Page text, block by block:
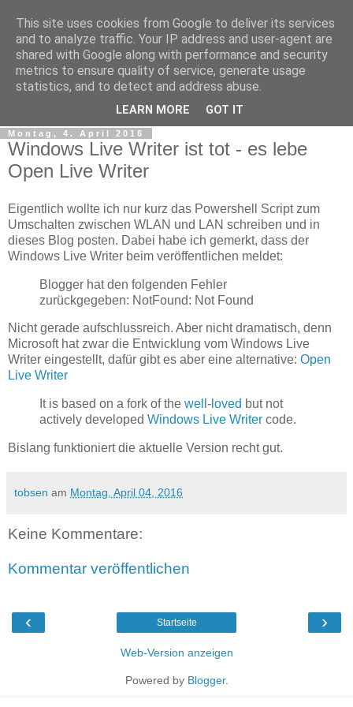
tobsen.de
Dinge die das Leben erleichtern, Wissenswertes, C# und
Montag, 4. April 2016
Windows Live Writer ist tot - es lebe
Open Live Writer
Eigentlich wollte ich nur kurz das Powershell Script zum
Umschalten zwischen WLAN und LAN schreiben und in
dieses Blog posten. Dabei habe ich gemerkt, dass der
Windows Live Writer beim veröffentlichen meldet:
Blogger hat den folgenden Fehler
zurückgegeben: NotFound: Not Found
Nicht gerade aufschlussreich. Aber nicht dramatisch, denn
Microsoft hat zwar die Entwicklung vom Windows Live
Writer eingestellt, dafür gibt es aber eine alternative: Open
Live Writer
It is based on a fork of the well - loved but not
actively developed Windows Live Writer code.
Bislang funktioniert die aktuelle Version recht gut.
tobsen am Montag, April 04, 2016
Keine Kommentare:
Kommentar veröffentlichen
‹ ›
Startseite
Web-Version anzeigen
Powered by Blogger.
This site uses cookies from Google to deliver its services
and to analyze traffic. Your IP address and user-agent are
shared with Google along with performance and security
metrics to ensure quality of service, generate usage
statistics, and to detect and address abuse.
LEARN MORE GOT IT